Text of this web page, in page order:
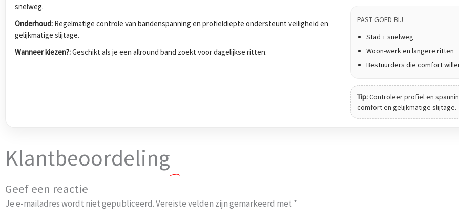
snelweg.
Onderhoud: Regelmatige controle van bandenspanning en profieldiepte ondersteunt veiligheid en
gelijkmatige slijtage.
Wanneer kiezen?:Geschikt als je een allround band zoekt voor dagelijkse ritten.
PAST GOED BIJ
Stad + snelweg
Woon-werk en langere ritten
Bestuurders die comfort
Tip:Controleer profiel en
comfort en gelijkmatige slijtage.
Klantbeoordeling
Geef een reactie
Je e-mailadres wordt niet gepubliceerd.Vereiste velden zijn gemarkeerd met *